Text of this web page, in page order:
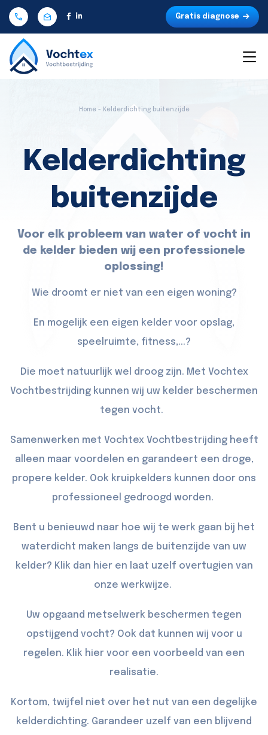
Gratis diagnose
Home - Kelderdichting buitenzijde
Kelderdichting
buitenzijde
Voor elk probleem van water of vocht in
de kelder bieden wij een professionele
oplossing!
Wie droomt er niet van een eigen woning?
En mogelijk een eigen kelder voor opslag,
speelruimte, fitness,...?
Die moet natuurlijk wel droog zijn. Met Vochtex
Vochtbestrijding kunnen wij uw kelder beschermen
tegen vocht.
Samenwerken met Vochtex Vochtbestrijding heeft
alleen maar voordelen en garandeert een droge,
propere kelder. Ook kruipkelders kunnen door ons
professioneel gedroogd worden.
Bent u benieuwd naar hoe wij te werk gaan bij het
waterdicht maken langs de buitenzijde van uw
kelder? Klik dan hieren laat uzelf overtugien van
onze werkwijze.
Uw opgaand metselwerk beschermen tegen
opstijgend vocht? Ook dat kunnen wij voor u
regelen. Klik hier voor een voorbeeld van een
realisatie.
Kortom, twijfel niet over het nut van een degelijke
kelderdichting. Garandeer uzelf van een blijvend